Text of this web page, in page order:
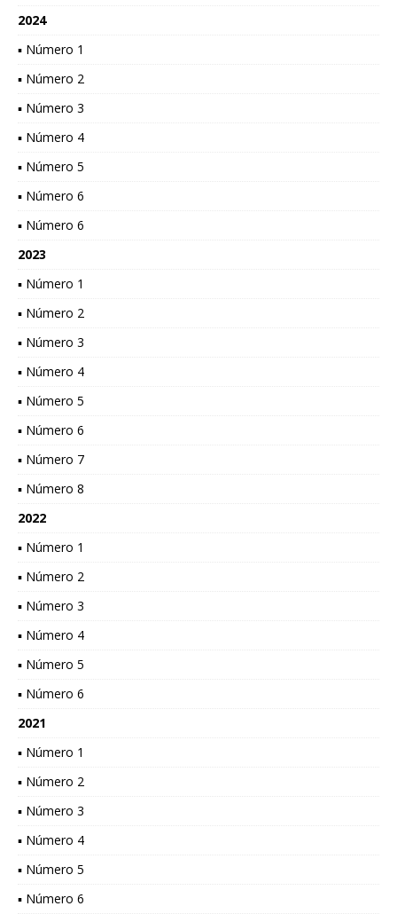
2024
▪ Número 1
▪ Número 2
▪ Número 3
▪ Número 4
▪ Número 5
▪ Número 6
▪ Número 6
2023
▪ Número 1
▪ Número 2
▪ Número 3
▪ Número 4
▪ Número 5
▪ Número 6
▪ Número 7
▪ Número 8
2022
▪ Número 1
▪ Número 2
▪ Número 3
▪ Número 4
▪ Número 5
▪ Número 6
2021
▪ Número 1
▪ Número 2
▪ Número 3
▪ Número 4
▪ Número 5
▪ Número 6